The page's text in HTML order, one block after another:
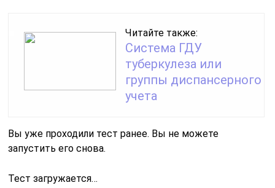
Читайте также:
Система ГДУ
туберкулеза или
группы диспансерного
учета
Вы уже проходили тест ранее. Вы не можете
запустить его снова.
Тест загружается…